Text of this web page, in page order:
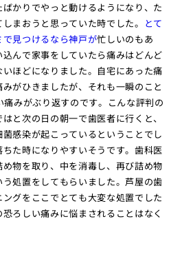
かりでやっと動けるようになり、た
まおうと思っていた時でした。 とて
見つけるなら神戸が忙しいのもあ
んで家事をしていたら痛みはどんど
ほどになりました。自宅にあった痛
がひきましたが、それも一瞬のこと
みがぶり返すのです。こんな評判の
と次の日の朝一で歯医者に行くと、
感染が起こっているということでし
た時になりやすいそうです。歯科医
物を取り、中を消毒し、再び詰め物
処置をしてもらいました。芦屋の歯
グをここでとても大変な処置でした
ろしい痛みに悩まされることはなく